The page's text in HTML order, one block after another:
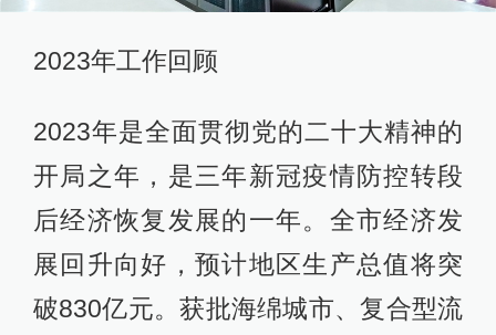
2023年工作回顾
2023年是全面贯彻党的二十大精神的
开局之年，是三年新冠疫情防控转段
后经济恢复发展的一年。全市经济发
展回升向好，预计地区生产总值将突
破830亿元。获批海绵城市、复合型流